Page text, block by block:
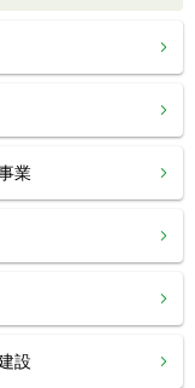
事業
設